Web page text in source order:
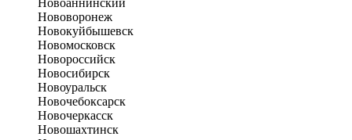
Новоаннинский
Нововоронеж
Новокуйбышевск
Новомосковск
Новороссийск
Новосибирск
Новоуральск
Новочебоксарск
Новочеркасск
Новошахтинск